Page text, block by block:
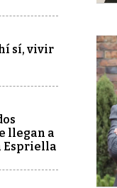
sí, vivir
llegan a
Espriella